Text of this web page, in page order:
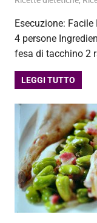
Esecuzione:
4 persone
fesa di tacchino 2
LEGGI TUTTO